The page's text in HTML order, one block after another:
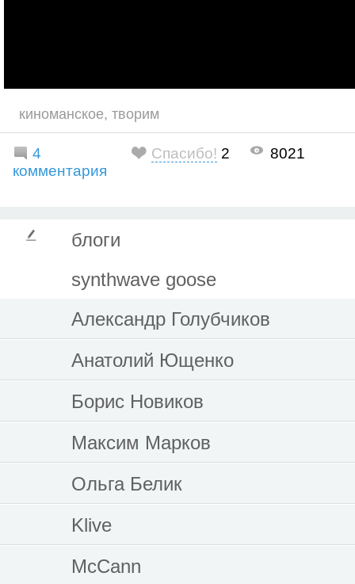
киноманское, творим
4
комментария
Спасибо! 2 8021
блоги
synthwave goose
Александр Голубчиков
Анатолий Ющенко
Борис Новиков
Максим Марков
Ольга Белик
Klive
McCann